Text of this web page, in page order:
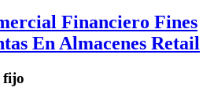
Financiero Fines
En Almacenes Retail
fijo